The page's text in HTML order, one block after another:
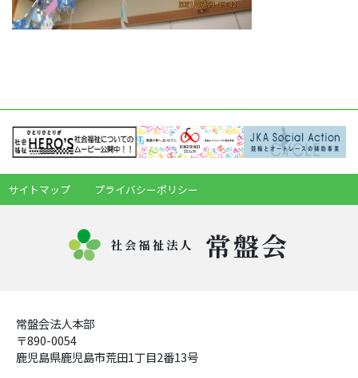
サイトマップ プライバシーポリシー
社会福祉法人 常盤会
常盤会法人本部
〒890-0054
鹿児島県鹿児島市荒田1丁目2番13号